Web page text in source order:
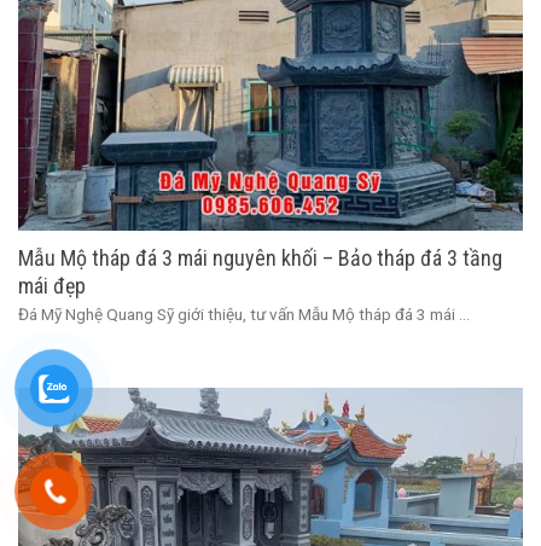
Mẫu Mộ tháp đá 3 mái nguyên khối – Bảo tháp đá 3 tầng
mái đẹp
Đá Mỹ Nghệ Quang Sỹ giới thiệu, tư vấn Mẫu Mộ tháp đá 3 mái ...